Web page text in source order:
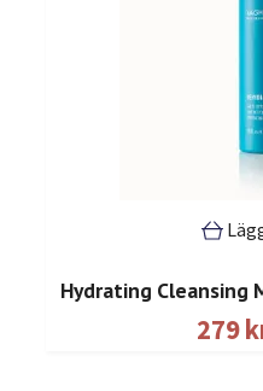
Hydrating Cleansing
279